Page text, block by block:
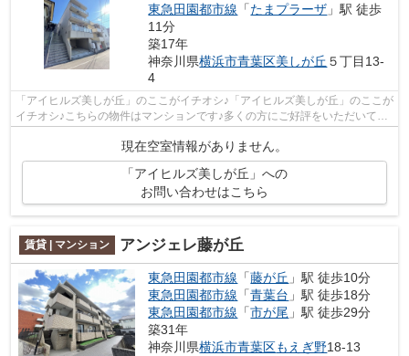
東急田園都市線 「たまプラーザ 」駅 徒歩
11分
築17年
神奈川県横浜市青葉区美しが丘 ５丁目13-
4
「アイヒルズ美しが丘」のここがイチオシ♪「アイヒルズ美しが丘」のここが
イチオシ♪こちらの物件はマンションです♪多くの方にご好評をいただいてい
現在空室情報がありません。
「アイヒルズ美しが丘」への
お問い合わせはこちら
賃貸 | マンション アンジェレ藤が丘
東急田園都市線 「藤が丘 」駅 徒歩10分
東急田園都市線 「青葉台 」駅 徒歩18分
東急田園都市線 「市が尾 」駅 徒歩29分
築31年
神奈川県横浜市青葉区もえぎ野18-13